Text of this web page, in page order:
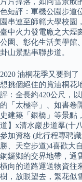
色短評：軍機公園步道
園串連至師範大學校園
臺中火力發電廠之大煙
公園、彰化生活美學館
卦山景點串聯步道。
2020 油桐花季又要到
想挑個絕佳的賞油桐花
評：全長約420公尺，
的「太極亭」、如書卷
史建築「銀橋」等景點
道】x清水巖步道羣(十
參加資格 (此行程專聘
勝、天空步道)4喜歡大
銅鑼鄉的交界地帶，通
橫向的道路運送物資往
樹，放眼望去，繁花似